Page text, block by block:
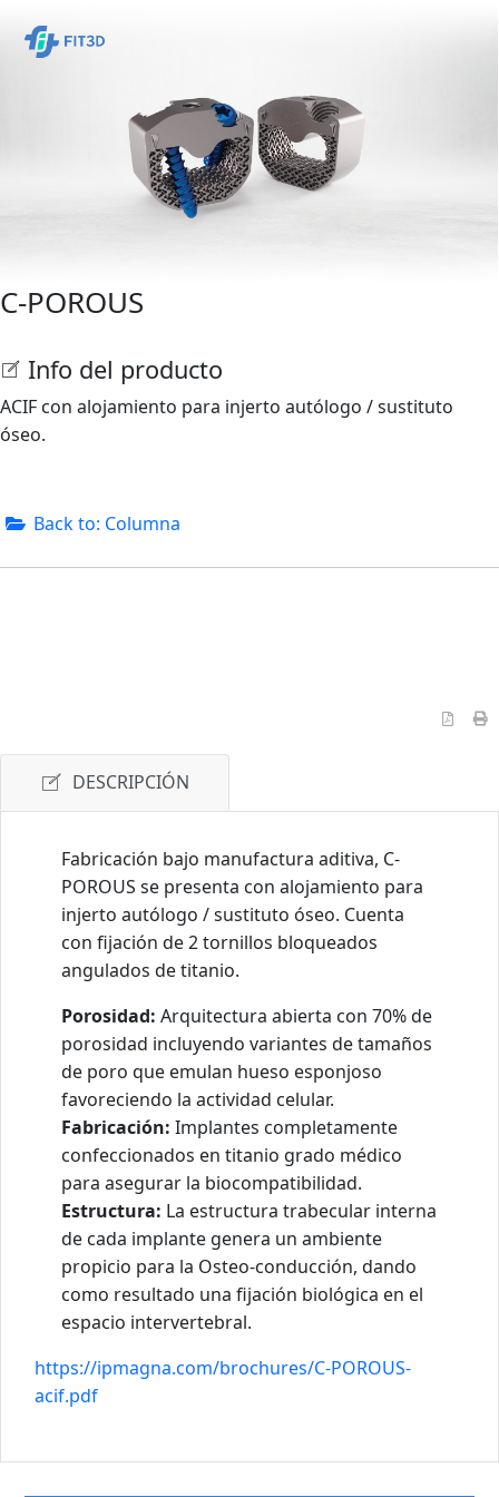
C-POROUS
Info del producto
ACIF con alojamiento para injerto autólogo / sustituto
óseo.
Back to: Columna
DESCRIPCIÓN
Fabricación bajo manufactura aditiva, C-
POROUS se presenta con alojamiento para
injerto autólogo / sustituto óseo. Cuenta
con fijación de 2 tornillos bloqueados
angulados de titanio.
Porosidad: Arquitectura abierta con 70% de
porosidad incluyendo variantes de tamaños
de poro que emulan hueso esponjoso
favoreciendo la actividad celular.
Fabricación: Implantes completamente
confeccionados en titanio grado médico
para asegurar la biocompatibilidad.
Estructura: La estructura trabecular interna
de cada implante genera un ambiente
propicio para la Osteo-conducción, dando
como resultado una fijación biológica en el
espacio intervertebral.
https://ipmagna.com/brochures/C-POROUS-
acif.pdf